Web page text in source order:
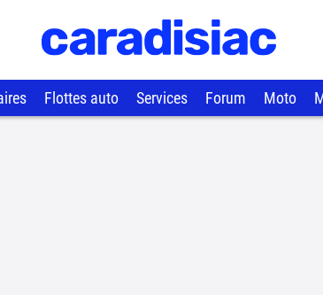
Flottes auto Services Forum Moto